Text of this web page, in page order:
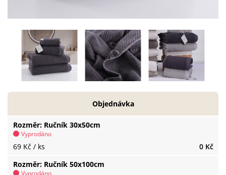
Rozměr Ručník 30x50cm
69 Kč / ks 0 Kč
Vyprodáno
Rozměr Ručník 50x100cm
Vyprodáno
Objednávka